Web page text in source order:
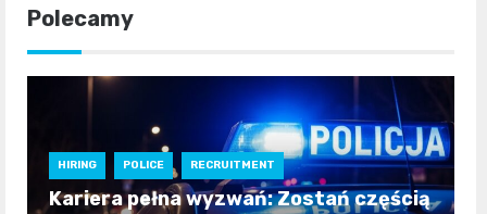
Polecamy
HIRING POLICE RECRUITMENT
Kariera pełna wyzwań: Zostań częścią